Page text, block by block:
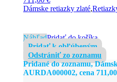
Dámske retiazky zlaté,
NáhľadPridať do košíka
Pridať k obľúbeným
Odstrániť zo zoznamu
Pridané do zoznamu,
AURDA000002, cena 711,00